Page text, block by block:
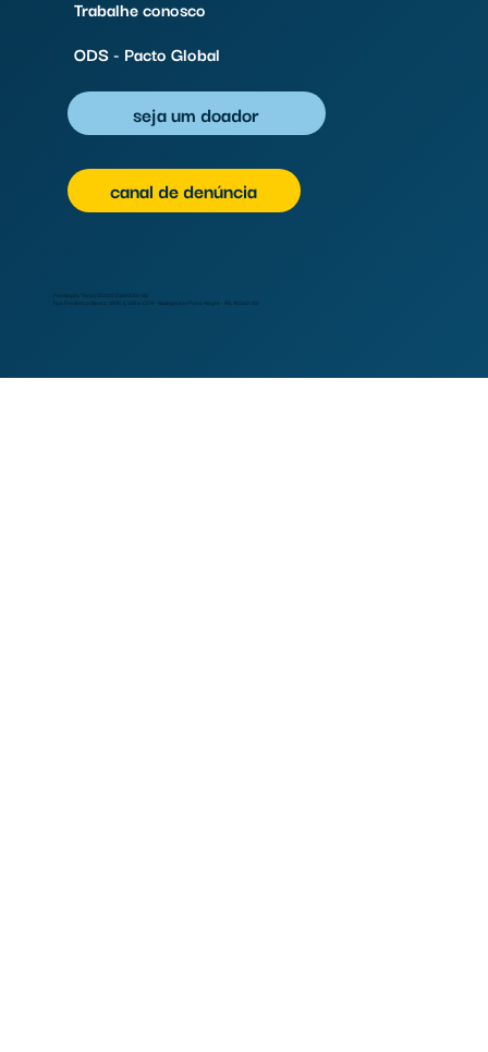
Trabalhe conosco
ODS - Pacto Global
seja um doador
canal de denúncia
Fundação Tênis | 05.022.246/0001-88
Rua Frederico Mentz, 1606, lj. 136 e 137A - Navegantes Porto Alegre - RS, 90240-111